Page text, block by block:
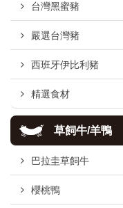
台灣黑蜜豬
嚴選台灣豬
西班牙伊比利豬
精選食材
草飼牛/羊鴨
巴拉圭草飼牛
櫻桃鴨